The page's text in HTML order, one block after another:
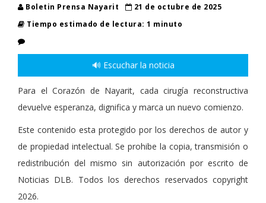
Boletin Prensa Nayarit
21 de octubre de 2025
Tiempo estimado de lectura: 1 minuto
🔊 Escuchar la noticia
Para el Corazón de Nayarit, cada cirugía reconstructiva
devuelve esperanza, dignifica y marca un nuevo comienzo.
Este contenido esta protegido por los derechos de autor y
de propiedad intelectual. Se prohibe la copia, transmisión o
redistribución del mismo sin autorización por escrito de
Noticias DLB. Todos los derechos reservados copyright
2026.